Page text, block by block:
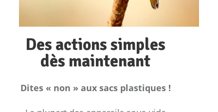
Des actions simples
dès maintenant
Dites « non » aux sacs plastiques !